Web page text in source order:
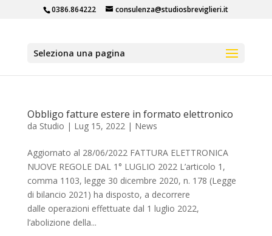
0386.864222 consulenza@studiosbreviglieri.it
Seleziona una pagina
Obbligo fatture estere in formato elettronico
da Studio | Lug 15, 2022| News
Aggiornato al 28/06/2022 FATTURA ELETTRONICA
NUOVE REGOLE DAL 1° LUGLIO 2022 L’articolo 1,
comma 1103, legge 30 dicembre 2020, n. 178 (Legge
di bilancio 2021) ha disposto, a decorrere
dalle operazioni effettuate dal 1 luglio 2022,
l’abolizione della...